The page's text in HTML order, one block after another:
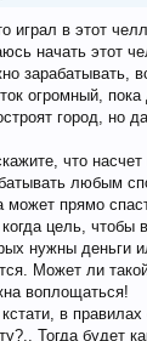
играл в этот
начать этот
зарабатывать,
огромный,
город, но
что
любым
может прямо
цель, чтобы
нужны деньги
Может ли
воплощаться!
в правилах
Тогда будет